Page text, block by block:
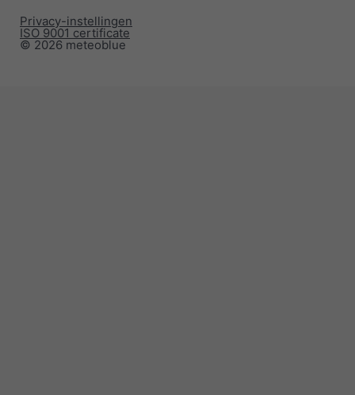
© 2026 meteoblue
ISO 9001 certificate
Privacy-instellingen